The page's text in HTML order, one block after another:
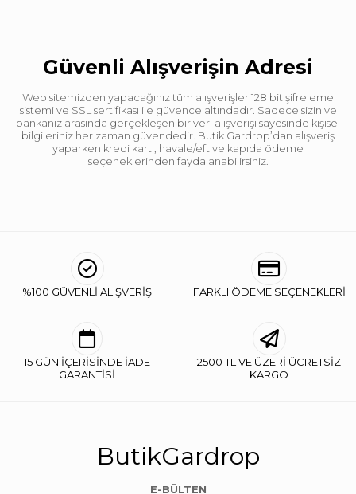
Güvenli Alışverişin Adresi
Web sitemizden yapacağınız tüm alışverişler 128 bit şifreleme
sistemi ve SSL sertifikası ile güvence altındadır. Sadece sizin ve
bankanız arasında gerçekleşen bir veri alışverişi sayesinde kişisel
bilgileriniz her zaman güvendedir. Butik Gardrop’dan alışveriş
yaparken kredi kartı, havale/eft ve kapıda ödeme
seçeneklerinden faydalanabilirsiniz.
%100 GÜVENLİ ALIŞVERİŞ FARKLI ÖDEME SEÇENEKLERİ
15 GÜN İÇERİSİNDE İADE
GARANTİSİ
2500 TL VE ÜZERİ ÜCRETSİZ
KARGO
ButikGardrop
E-BÜLTEN